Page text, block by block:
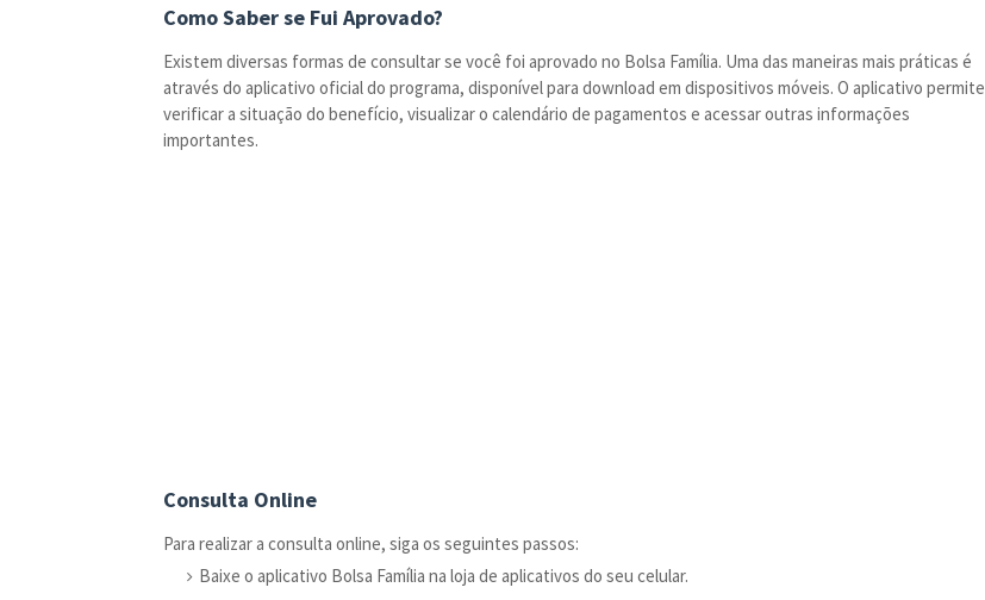
Como Saber se Fui Aprovado?
Existem diversas formas de consultar se você foi aprovado no Bolsa Família. Uma das maneiras mais práticas é
através do aplicativo oficial do programa, disponível para download em dispositivos móveis. O aplicativo permite
verificar a situação do benefício, visualizar o calendário de pagamentos e acessar outras informações
importantes.
Consulta Online
Para realizar a consulta online, siga os seguintes passos:
Baixe o aplicativo Bolsa Família na loja de aplicativos do seu celular.